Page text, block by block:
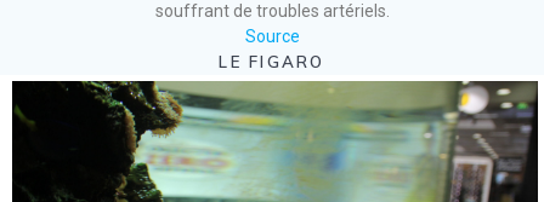
souffrant de troubles artériels.
Source
LE FIGARO